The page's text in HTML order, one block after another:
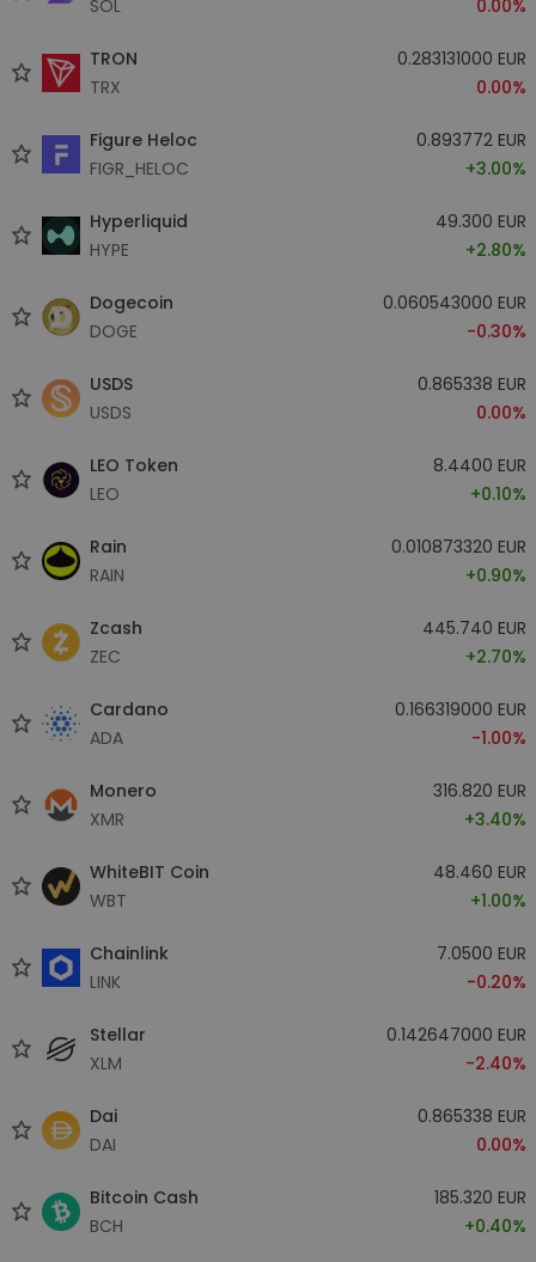
SOL
0.00%
TRON
TRX
0.283131000 EUR
0.00%
Figure Heloc
FIGR_HELOC
0.893772 EUR
+3.00%
Hyperliquid
HYPE
49.300 EUR
+2.80%
Dogecoin
DOGE
0.060543000 EUR
-0.30%
USDS
USDS
0.865338 EUR
0.00%
LEO Token
LEO
8.4400 EUR
+0.10%
Rain
RAIN
0.010873320 EUR
+0.90%
Zcash
ZEC
445.740 EUR
+2.70%
Cardano
ADA
0.166319000 EUR
-1.00%
Monero
XMR
316.820 EUR
+3.40%
WhiteBIT Coin
WBT
48.460 EUR
+1.00%
Chainlink
LINK
7.0500 EUR
-0.20%
Stellar
XLM
0.142647000 EUR
-2.40%
Dai
DAI
0.865338 EUR
0.00%
Bitcoin Cash
BCH
185.320 EUR
+0.40%